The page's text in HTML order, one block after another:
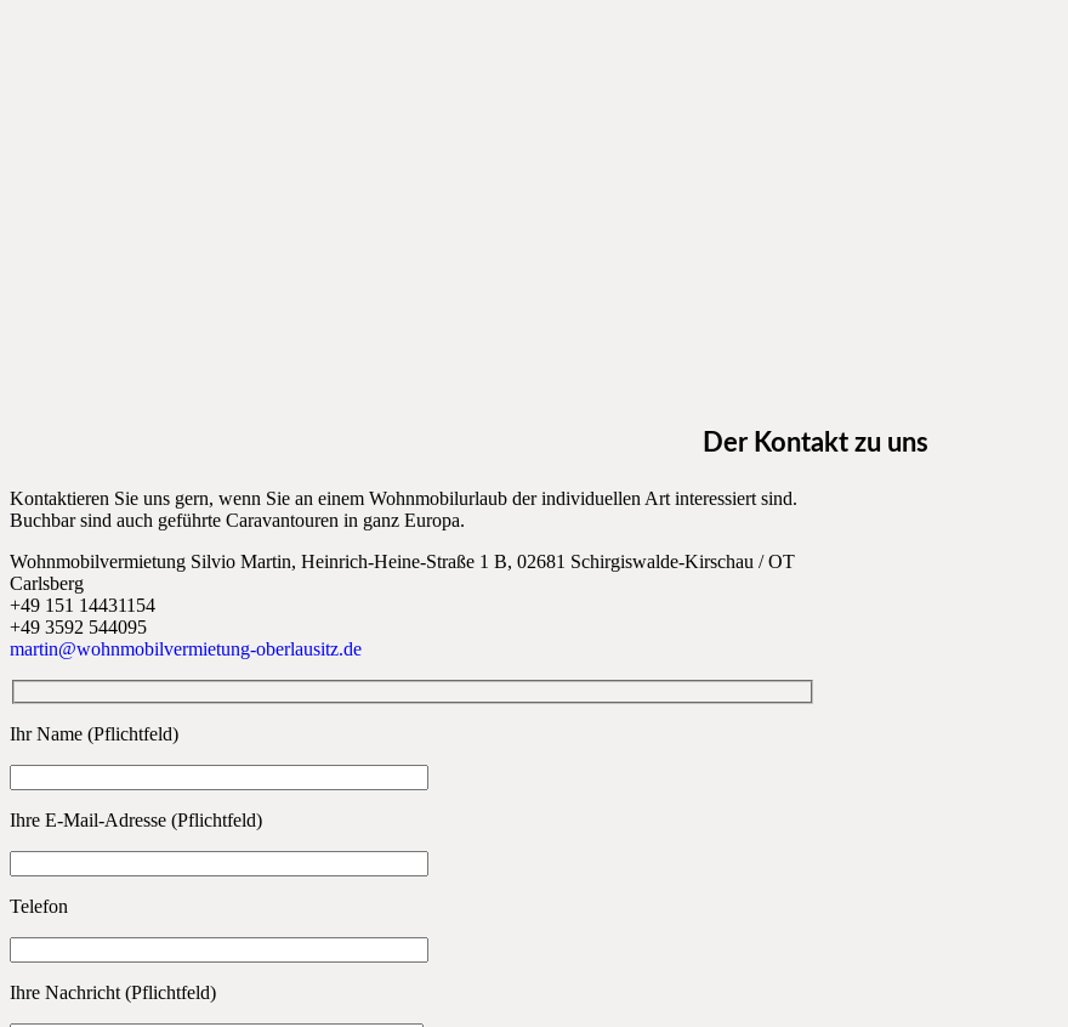
Der Kontakt zu uns
Kontaktieren Sie uns gern, wenn Sie an einem Wohnmobilurlaub der individuellen Art interessiert sind.
Buchbar sind auch geführte Caravantouren in ganz Europa.
Wohnmobilvermietung Silvio Martin, Heinrich-Heine-Straße 1 B, 02681 Schirgiswalde-Kirschau / OT
Carlsberg
+49 151 14431154
+49 3592 544095
martin@wohnmobilvermietung-oberlausitz.de
Ihr Name (Pflichtfeld)
Ihre E-Mail-Adresse (Pflichtfeld)
Telefon
Ihre Nachricht (Pflichtfeld)